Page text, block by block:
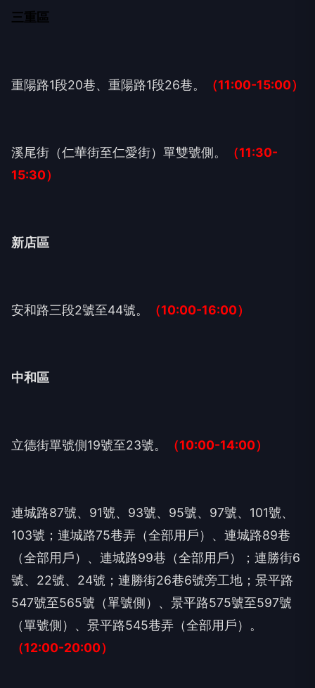
三重區
重陽路1段20巷、重陽路1段26巷。 （11:00-15:00）
溪尾街（仁華街至仁愛街）單雙號側。
（11:30-
15:30）
新店區
安和路三段2號至44號。 （10:00-16:00）
中和區
立德街單號側19號至23號。 （10:00-14:00）
連城路87號、91號、93號、95號、97號、101號、
103號；連城路75巷弄（全部用戶）、連城路89巷
（全部用戶）、連城路99巷（全部用戶）；連勝街6
號、22號、24號；連勝街26巷6號旁工地；景平路
547號至565號（單號側）、景平路575號至597號
（單號側）、景平路545巷弄（全部用戶）。
（12:00-20:00）